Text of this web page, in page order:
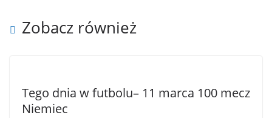
Zobacz również
Tego dnia w futbolu– 11 marca 100 mecz
Niemiec